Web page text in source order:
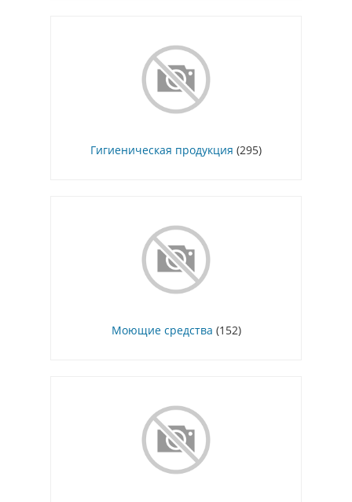
Гигиеническая продукция (295)
Моющие средства (152)